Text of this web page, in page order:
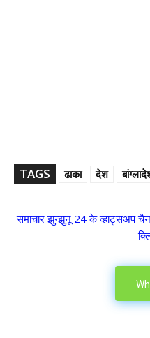
TAGS ढाका देश
समाचार झुन्झुनू 24 के व्हाट्सअप